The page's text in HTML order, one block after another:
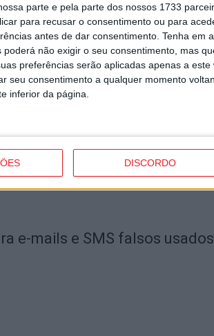
parte e pela parte dos nossos 1733
para recusar o consentimento ou para
antes de dar consentimento. Tenha em
poderá não exigir o seu consentimento, mas
preferências serão aplicadas apenas a
seu consentimento a qualquer momento
inferior da página.
DISCORDO
Viseu: IPMA eleva para Aviso
chuva para quarta-feira
e-mails e SMS falsos